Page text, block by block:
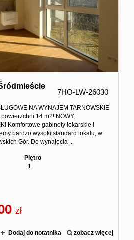
7HO-LW-26030
NA WYNAJEM TARNOWSKIE
14 m2! NOWY,
Komfortowe gabinety lekarskie i
bardzo wysoki standard lokalu, w
Gór. Do wynajęcia ...
Piętro
1
zł
Dodaj do notatnika zobacz więcej